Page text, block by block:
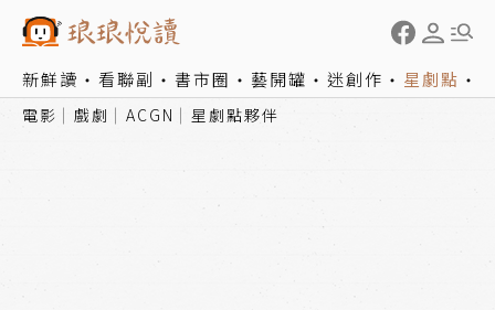
新鮮讀 看聯副 書市圈 藝開罐 迷創作 星劇點
電影 戲劇 ACGN 星劇點夥伴